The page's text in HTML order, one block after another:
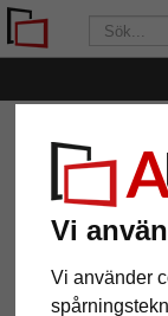
Vi
Vi använder
12 Artiklar